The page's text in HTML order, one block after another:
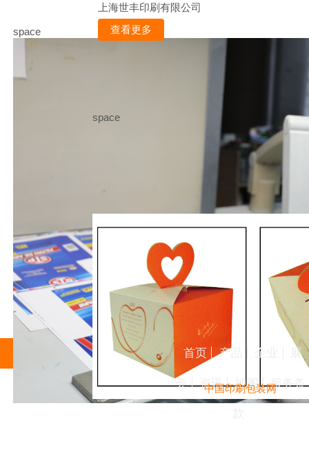
space
上海世丰印刷有限公司
查看更多
space
首页 产品 企业 展
会 资讯 地图 服务条
中国印刷包装网